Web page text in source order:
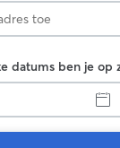
datums ben je op